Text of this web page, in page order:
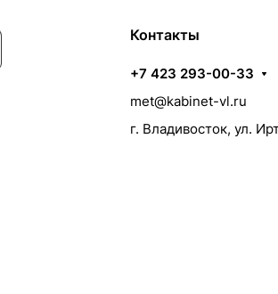
Контакты
+7 423 293-00-33
met@kabinet-vl.ru
г. Владивосток, ул.